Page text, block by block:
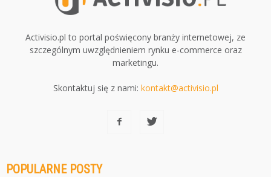
Activisio.pl to portal poświęcony branży internetowej, ze
szczególnym uwzględnieniem rynku e-commerce oraz
marketingu.
Skontaktuj się z nami: kontakt@activisio.pl
POPULARNE POSTY